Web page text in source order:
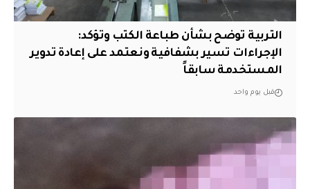
التربية توضح بشأن طباعة الكتب وتؤكد:
الإجراءات تسير بشفافية ونعتمد على إعادة تدوير
المستخدمة سابقاً
قبل يوم واحد